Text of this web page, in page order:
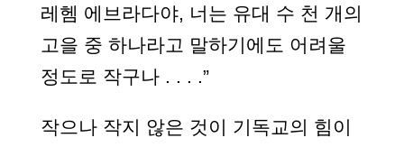
레헴 에브라다야, 너는 유대 수 천 개의
고을 중 하나라고 말하기에도 어려울
정도로 작구나 . . . .”
작으나 작지 않은 것이 기독교의 힘이